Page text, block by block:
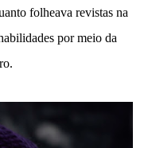
folheava revistas na
por meio da